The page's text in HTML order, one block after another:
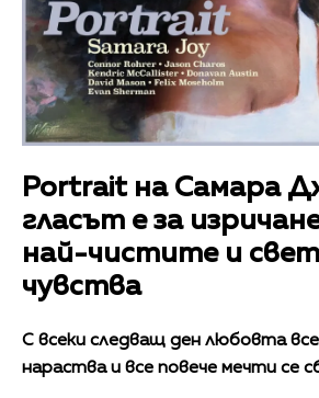
Portrait на Самара
гласът е за
най-чистите и
чувства
С всеки следващ ден любовта
нараства и все повече мечти се